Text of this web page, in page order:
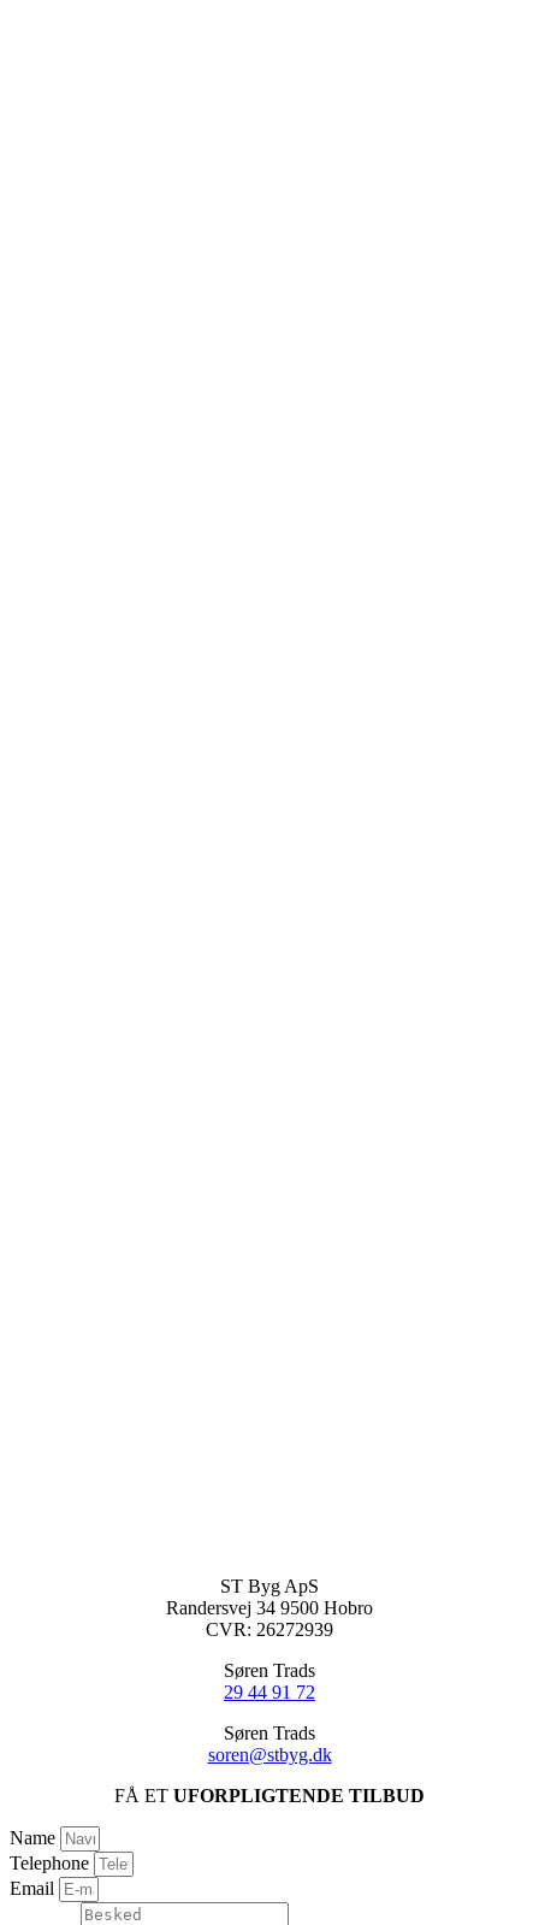
ST Byg ApS
Randersvej 34 9500 Hobro
CVR: 26272939
Søren Trads
29 44 91 72
Søren Trads
soren@stbyg.dk
FÅ ET UFORPLIGTENDE TILBUD
Name
Telephone
Email